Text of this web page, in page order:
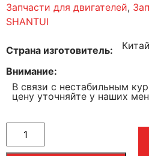
Запчасти для двигателей,
SHANTUI
Страна изготовитель Китай
Внимание
В связи с нестабильным
цену уточняйте у наших